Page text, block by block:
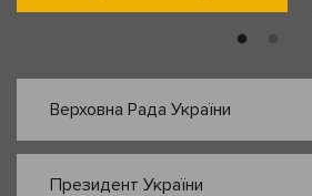
Верховна Рада України
Президент України